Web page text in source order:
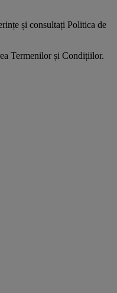
și consultați Politica de
Termenilor și Condițiilor.